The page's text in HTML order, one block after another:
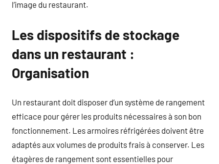
l’image du restaurant.
Les dispositifs de stockage
dans un restaurant :
Organisation
Un restaurant doit disposer d’un système de rangement
efficace pour gérer les produits nécessaires à son bon
fonctionnement. Les armoires réfrigérées doivent être
adaptés aux volumes de produits frais à conserver. Les
étagères de rangement sont essentielles pour